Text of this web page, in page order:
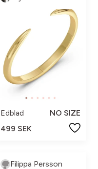
Edblad
NO SIZE
499 SEK
Filippa Persson